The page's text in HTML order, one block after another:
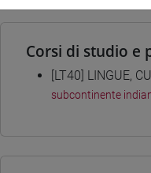
Corsi di studio e
[LT40] LINGUE,
subcontinente